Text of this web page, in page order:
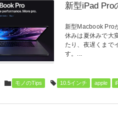
新型iPad Pro
新型Macbook Pro
休みは夏休みで大
たり、夜遅くまで
す。...
モノのTips 10.5インチ apple